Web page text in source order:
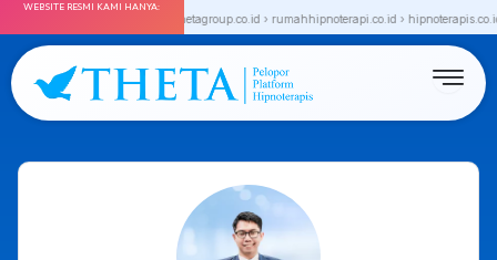
Skip
content
WEBSITE RESMI KAMI HANYA:
› thetainstitute.co.id › thetagroup.co.id › rumahhipnoterapi.co.id ›